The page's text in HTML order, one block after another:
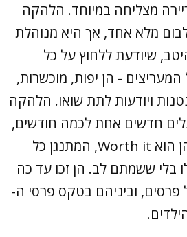
מצליחה במיוחד. הלהקה
מלא אחד, אך היא מנוהלת
שיודעת ללחוץ על כל
- הן יפות, מוכשרות,
ויודעות לתת שואו. הלהקה
חדשים אחת לכמה חודשים,
כשהלהיט התורן שלהן הוא Worth it, המתנגן כל
בלי ששמתם לב. הן זכו עד כה
וביניהם בטקס פרסי ה-